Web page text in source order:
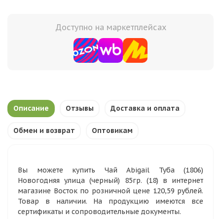
Доступно на маркетплейсах
Описание Отзывы Доставка и оплата
Обмен и возврат Оптовикам
Вы можете купить Чай Abigail Туба (1806)
Новогодняя улица (черный) 85гр. (18) в интернет
магазине Восток по розничной цене 120,59 рублей.
Товар в наличии. На продукцию имеются все
сертификаты и сопроводительные документы.